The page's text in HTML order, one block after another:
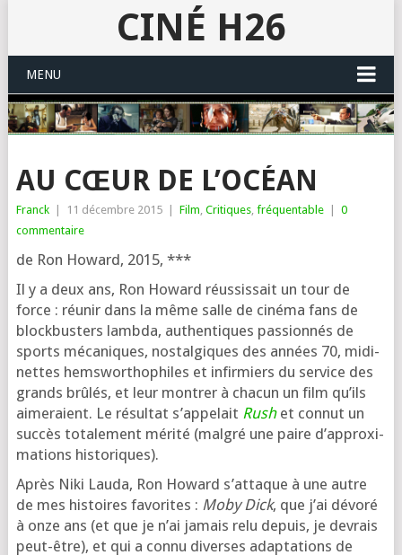
CINÉ H26
MENU
AU CŒUR DE L’OCÉAN
Franck 11 décembre 2015 Film, Critiques, fréquentable
0
commentaire
de Ron Howard, 2015, ***
Il y a deux ans, Ron Howard réus­sis­sait un tour de
force : réunir dans la même salle de ciné­ma fans de
block­bus­ters lamb­da, authen­tiques pas­sion­nés de
sports méca­niques, nos­tal­giques des années 70, midi­
nettes hem­swor­tho­philes et infir­miers du ser­vice des
grands brû­lés, et leur mon­trer à cha­cun un film qu’ils
aime­raient. Le résul­tat s’ap­pe­lait Rushet connut un
suc­cès tota­le­ment méri­té (mal­gré une paire d’ap­proxi­
ma­tions historiques).
Après Niki Lauda, Ron Howard s’at­taque à une autre
de mes his­toires favo­rites : Moby Dick, que j’ai dévo­ré
à onze ans (et que je n’ai jamais relu depuis, je devrais
peut-être), et qui a connu diverses adap­ta­tions de